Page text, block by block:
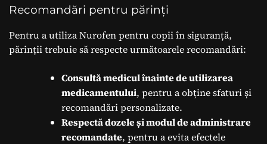
Recomandări pentru părinți
Pentru a utiliza Nurofen pentru copii în siguranță,
părinții trebuie să respecte următoarele recomandări:
Consultă medicul înainte de utilizarea
medicamentului, pentru a obține sfaturi și
recomandări personalizate.
Respectă dozele și modul de administrare
recomandate, pentru a evita efectele